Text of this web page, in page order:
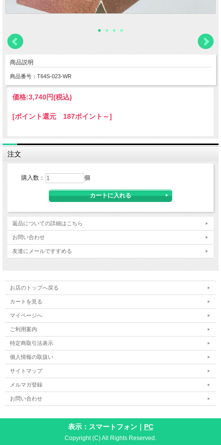
商品説明
商品番号：T64S-023-WR
価格:3,740円(税込)
[ポイント還元 187ポイント～]
注文
購入数： 個
返品についての詳細はこちら
お問い合わせ
友達にメールですすめる
お店のトップへ戻る
カートを見る
マイページへ
ご利用案内
特定商取引法表示
個人情報の取扱い
サイトマップ
メルマガ登録
お問い合わせ
表示：スマートフォン｜ PC
Copyright (C) All Rights Reserved.